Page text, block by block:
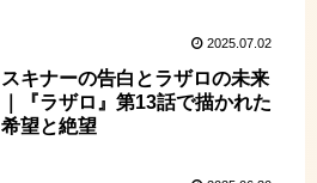
2025.07.02
スキナーの告白とラザロの未来
｜『ラザロ』第13話で描かれた
希望と絶望